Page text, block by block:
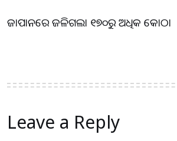
ଜାପାନରେ ଜଳିଗଲା ୧୭୦ରୁ ଅଧିକ କୋଠା
Leave a Reply